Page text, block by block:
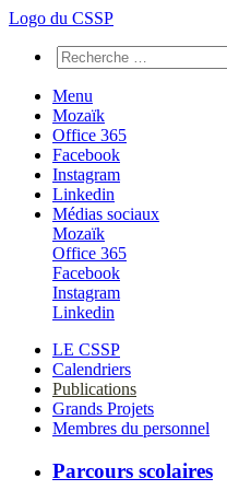
Logo du CSSP
Menu
Mozaïk
Office 365
Facebook
Instagram
Linkedin
Médias sociaux
Mozaïk
Office 365
Facebook
Instagram
Linkedin
LE CSSP
Calendriers
Publications
Grands Projets
Membres du personnel
Parcours scolaires